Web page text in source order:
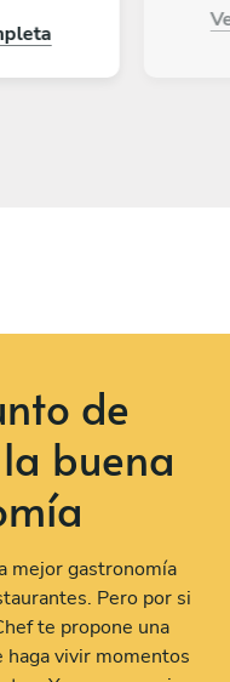
and
What
We
Hector
special
of
de
buena
mejor gastronomía
Pero por si
te propone una
vivir momentos